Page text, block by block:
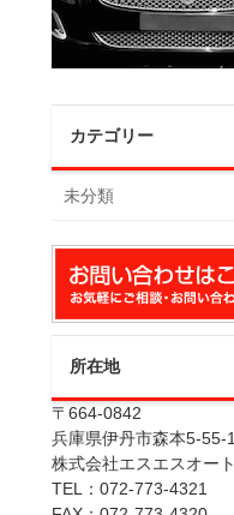
カテゴリー
未分類
所在地
〒664-0842
兵庫県伊丹市森本5-55-1
株式会社エスエスオート
TEL：072-773-4321